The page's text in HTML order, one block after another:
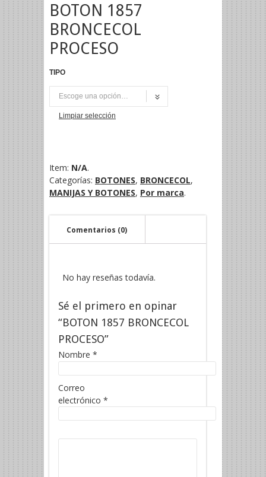
BOTON 1857
BRONCECOL
PROCESO
TIPO
Limpiar selección
UNI
Item: N/A.
Categorías: BOTONES, BRONCECOL,
MANIJAS Y BOTONES, Por marca.
Comentarios (0)
No hay reseñas todavía.
Sé el primero en opinar
“BOTON 1857 BRONCECOL
PROCESO”
Nombre *
Correo
electrónico *